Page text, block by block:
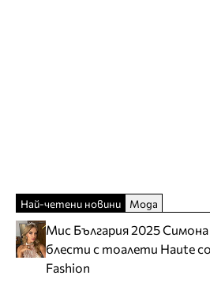
Най-четени новини Мода
Мис България 2025
блести с тоалети Haute
Fashion